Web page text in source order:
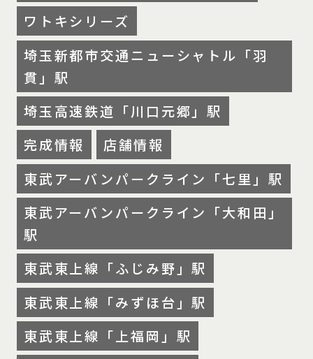
ワトキシリーズ
埼玉新都市交通ニューシャトル「羽
貫」駅
埼玉高速鉄道「川口元郷」駅
完成情報
店舗情報
東武アーバンパークライン「七里」駅
東武アーバンパークライン「大和田」
駅
東武東上線「ふじみ野」駅
東武東上線「みずほ台」駅
東武東上線「上福岡」駅